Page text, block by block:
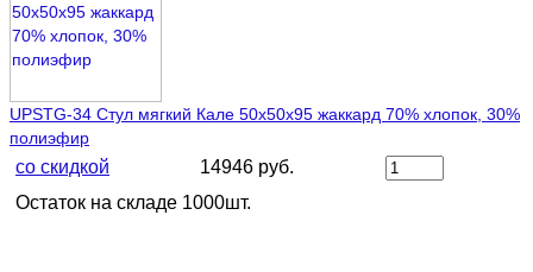
UPSTG-34 Стул мягкий Кале 50х50х95 жаккард 70% хлопок, 30%
полиэфир
со скидкой
14946 руб.
Остаток на складе 1000шт.